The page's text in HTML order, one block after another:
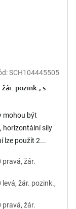
SCH104445505
žár. pozink., s
mohou být
horizontální síly
lze použít 2...
pravá, žár.
žár. pozink.,
pravá, žár.